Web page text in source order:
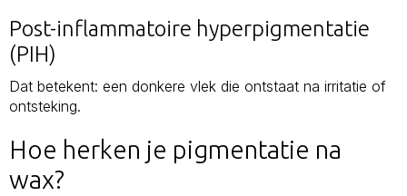
Post-inflammatoire hyperpigmentatie
(PIH)
Dat betekent: een donkere vlek die ontstaat na irritatie of
ontsteking.
Hoe herken je pigmentatie na
wax?